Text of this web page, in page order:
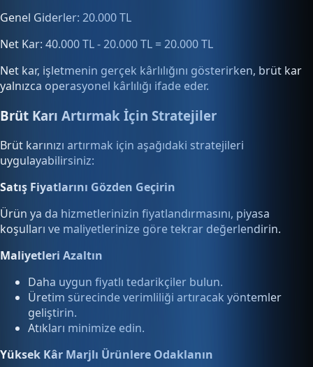
Genel Giderler: 20.000 TL
Net Kar: 40.000 TL - 20.000 TL = 20.000 TL
Net kar, işletmenin gerçek kârlılığını gösterirken, brüt kar
yalnızca operasyonel kârlılığı ifade eder.
Brüt Karı Artırmak İçin Stratejiler
Brüt karınızı artırmak için aşağıdaki stratejileri
uygulayabilirsiniz:
Satış Fiyatlarını Gözden Geçirin
Ürün ya da hizmetlerinizin fiyatlandırmasını, piyasa
koşulları ve maliyetlerinize göre tekrar değerlendirin.
Maliyetleri Azaltın
Daha uygun fiyatlı tedarikçiler bulun.
Üretim sürecinde verimliliği artıracak yöntemler
geliştirin.
Atıkları minimize edin.
Yüksek Kâr Marjlı Ürünlere Odaklanın